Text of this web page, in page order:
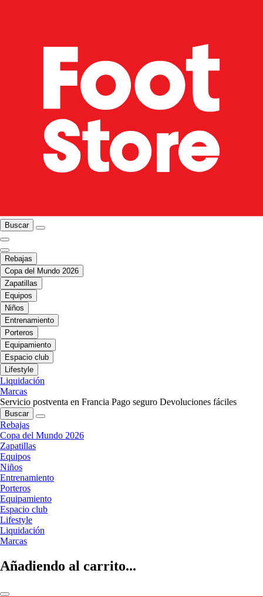
Buscar
Rebajas
Copa del Mundo 2026
Zapatillas
Equipos
Niños
Entrenamiento
Porteros
Equipamiento
Espacio club
Lifestyle
Liquidación
Marcas
Servicio postventa en Francia Pago seguro Devoluciones fáciles
Buscar
Rebajas
Copa del Mundo 2026
Zapatillas
Equipos
Niños
Entrenamiento
Porteros
Equipamiento
Espacio club
Lifestyle
Liquidación
Marcas
Añadiendo al carrito...